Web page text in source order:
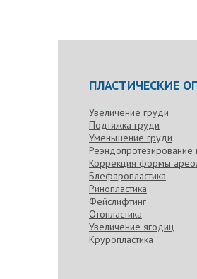
ПЛАСТИЧЕСКИЕ
Увеличение груди
Подтяжка груди
Уменьшение груди
Реэндопротезирование
Коррекция формы
Блефаропластика
Ринопластика
Фейслифтинг
Отопластика
Увеличение ягодиц
Круропластика